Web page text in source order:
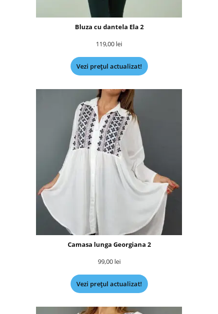
Bluza cu dantela Ela 2
119,00 lei
Vezi prețul actualizat!
Camasa lunga Georgiana 2
99,00 lei
Vezi prețul actualizat!